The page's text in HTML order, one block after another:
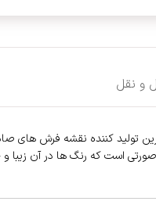
و نقل
تولید کننده نقشه فرش های
صورتی است که رنگ ها در آن